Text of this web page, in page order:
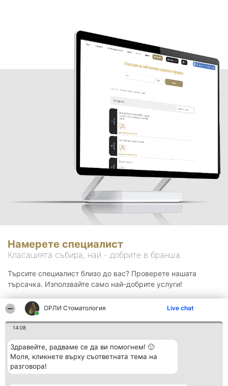
ОРЛИ Стоматология Live chat
14:08
Здравейте, радваме се да ви помогнем! 🙂
Моля, кликнете върху съответната тема на
разговора!
Намерете специалист
Класацията събира, най - добрите в бранша.
Търсите специалист близо до вас? Проверете нашата
търсачка. Използвайте само най-добрите услуги!